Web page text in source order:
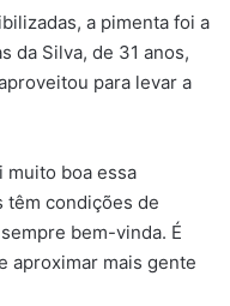
a pimenta foi a
da Silva, de 31 anos,
para levar a
muito boa essa
têm condições de
bem-vinda. É
aproximar mais gente